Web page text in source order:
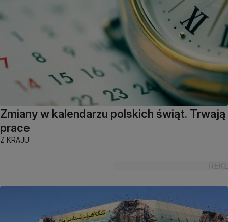
Zmiany w kalendarzu polskich świąt. Trwają
prace
Z KRAJU